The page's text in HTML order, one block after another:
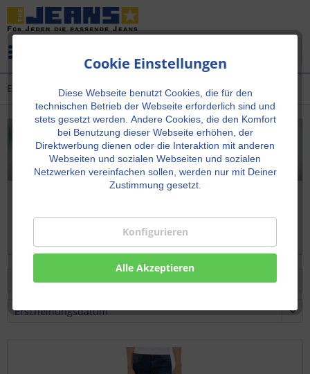
Cookie Einstellungen
Diese Webseite benutzt Cookies, die für den
technischen Betrieb der Webseite erforderlich sind und
stets gesetzt werden. Andere Cookies, die den Komfort
bei Benutzung dieser Webseite erhöhen, der
Direktwerbung dienen oder die Interaktion mit anderen
Webseiten und sozialen Webseiten und sozialen
Netzwerken vereinfachen sollen, werden nur mit Deiner
Zustimmung gesetzt.
Konfigurieren
Alle Akzeptieren
Extra lange Jeans
Wer modische Jeans in Überlänge sucht, findet in diesem
Sortiment extra lange Jeans für Damen und Herren.
Filtern